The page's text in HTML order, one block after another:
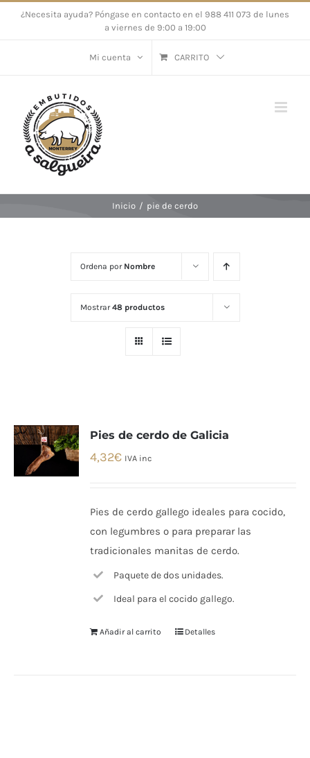
Saltar¿Necesita ayuda? Póngase en contacto en el 988 411 073 de lunes
a viernes de 9:00 a 19:00
Mi cuenta CARRITO
Inicio / pie de cerdo
Ordena por Nombre
Mostrar48 productos
Pies de cerdo de Galicia
4,32€ IVA inc
Pies de cerdo gallego ideales para cocido,
con legumbres o para preparar las
tradicionales manitas de cerdo.
Paquete de dos unidades.
Ideal para el cocido gallego.
Añadir al carrito Detalles